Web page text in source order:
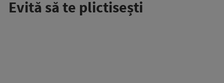
Evită să te plictisești